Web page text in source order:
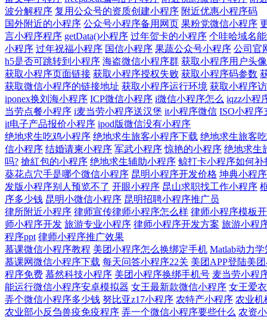
波分解程序 复用公众号的资质创建小程序 附近优惠小程序码
国外附近的小程序 公众号小程序备用网页 果粉党微信小程序
言小程序程序 getData()小程序 过年贺卡的小程序 个哇哈域名
小程序 过年祝福小程序 国信小程序 果蔬公众号小程序 公司官
h5是否可跳转到小程序 海盗微信小程序群 获取小程序用户头
获取小程序页面链接 获取小程序授权失败 获取小程序码参数
获取微信小程序的链接地址 获取小程序运行环境 获取小程序
iponex换刘海小程序 ICP微信小程序 i微信小程序怎么 iqzz小程
当劳点餐小程序 i麦当劳小程序送汉堡 it小程序微信 ISO小程序
it电子产品报价小程序 ipod版微信没有小程序
绝地求生吃鸡小程序 绝地求生旅客小程序下载 绝地求生旅客
信小程序 结婚请柬小程序 军武小程序 惊艳的小程序 绝地求生
吗? 搶紅包的小程序 绝地求生辅助小程序 鲸打卡小程序如何补
葵花点穴手是哪个微信小程序 昆明小程序开发价格 坤典小程序
发版小程序别人预览不了 开眼小程序 昆山求职找工作小程序
序多少钱 昆明小微信小程序 昆明招聘小程序推广员
律所附近小程序 律师宣传律师小程序怎么样 律师小程序模板
师小程序开发 旅游专业小程序 律师小程序开发方案 旅游小程
程序ppt 律师小程序推广效果
慕课微信小程序教程 美团小程序怎么换绑定手机 Matlab动力
慕课网微信小程序下载 每天问答小程序22关 美团APP登陆美
程序免费 慕然科技小程序 美团小程序换绑手机号 麦当劳小程
能运行微信小程序安卓模拟器 女王最新款微信小程序 女王爱
弄个微信小程序多少钱 努比亚z17小程序 农特产小程序 农业机
农业部小反刍兽疫免疫程序 弄一个微信小程序要些什么 农资